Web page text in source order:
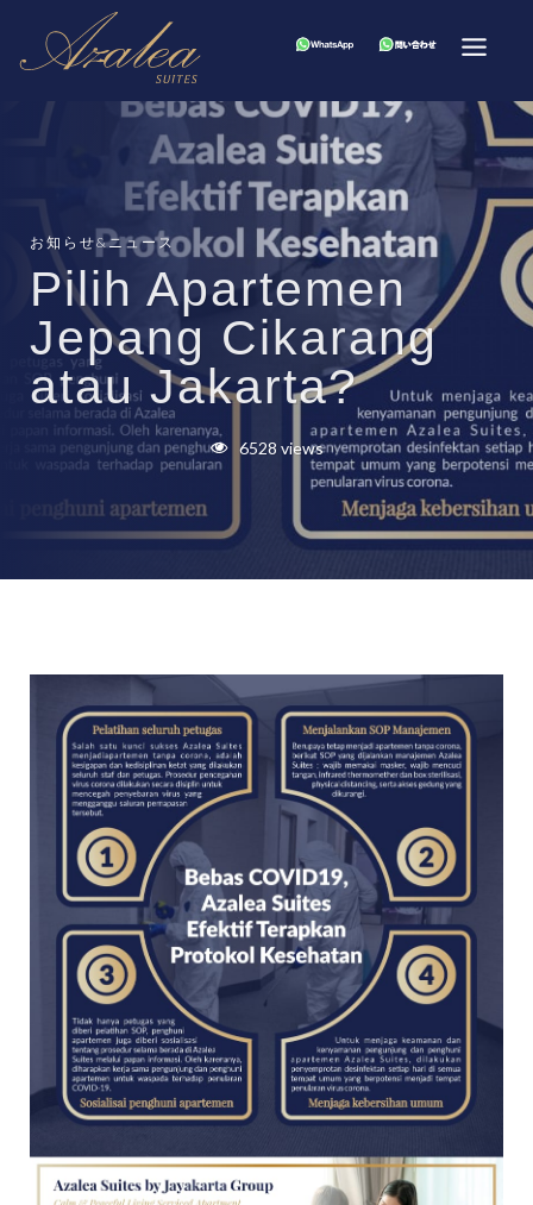
お知らせ&ニュース
Pilih Apartemen
Jepang Cikarang
atau Jakarta?
6528 views